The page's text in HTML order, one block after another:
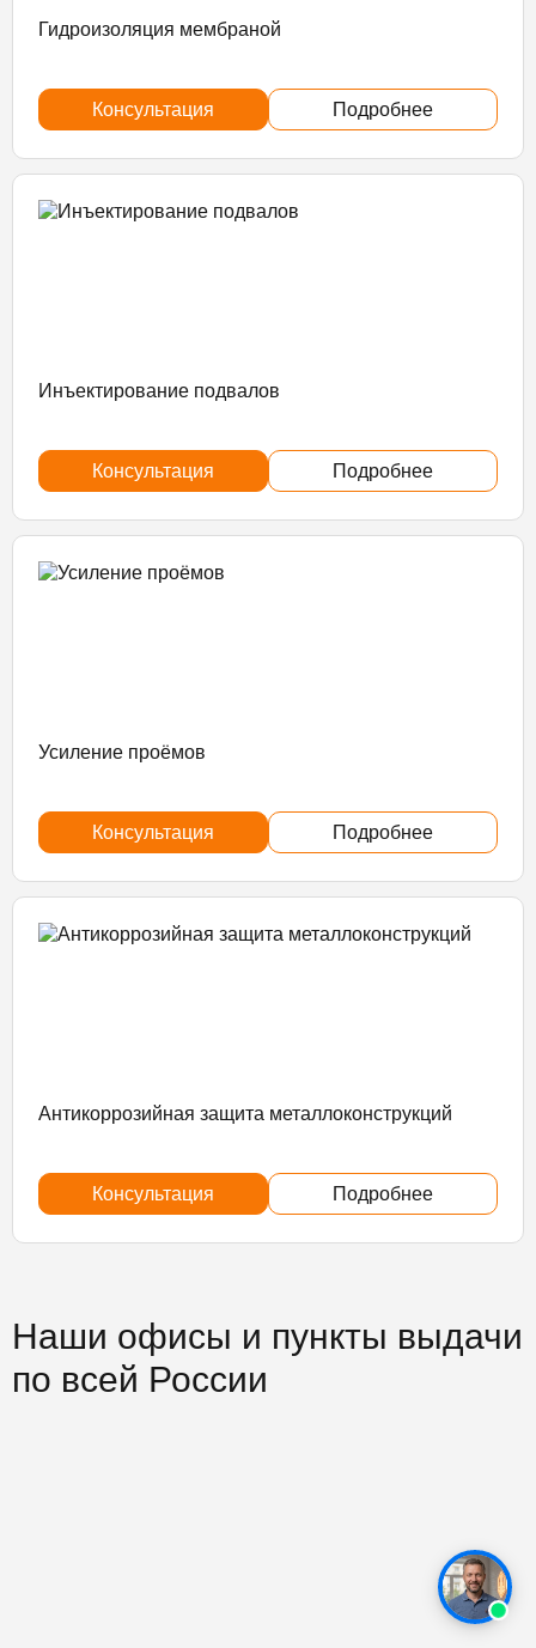
Гидроизоляция мембраной
Консультация Подробнее
Инъектирование подвалов
Консультация Подробнее
Усиление проёмов
Консультация Подробнее
Антикоррозийная защита металлоконструкций
Консультация Подробнее
Наши офисы и пункты выдачи
по всей России